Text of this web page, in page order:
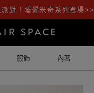
派對！睡覺米奇系列登場>>
服飾 內著